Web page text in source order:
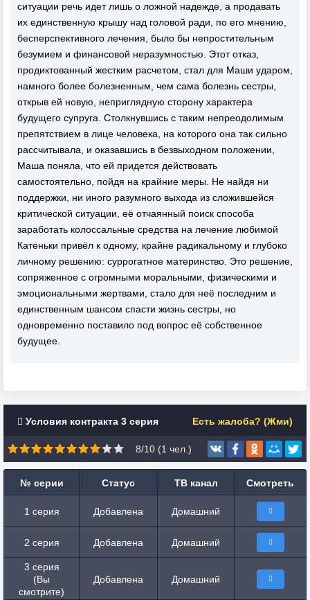
ситуации речь идет лишь о ложной надежде, а продавать
их единственную крышу над головой ради, по его мнению,
бесперспективного лечения, было бы непростительным
безумием и финансовой неразумностью. Этот отказ,
продиктованный жестким расчетом, стал для Маши ударом,
намного более болезненным, чем сама болезнь сестры,
открыв ей новую, неприглядную сторону характера
будущего супруга. Столкнувшись с таким непреодолимым
препятствием в лице человека, на которого она так сильно
рассчитывала, и оказавшись в безвыходном положении,
Маша поняла, что ей придется действовать
самостоятельно, пойдя на крайние меры. Не найдя ни
поддержки, ни иного разумного выхода из сложившейся
критической ситуации, её отчаянный поиск способа
заработать колоссальные средства на лечение любимой
Катеньки привёл к одному, крайне радикальному и глубоко
личному решению: суррогатное материнство. Это решение,
сопряженное с огромными моральными, физическими и
эмоциональными жертвами, стало для неё последним и
единственным шансом спасти жизнь сестры, но
одновременно поставило под вопрос её собственное
будущее.
Условия контракта 3 серия Есть жалоба? (Жми)
8/10 (1 чел.)
№ серии Статус ТВ канал Смотреть
1 серия Добавлена Домашний
2 серия Добавлена Домашний
3 серия
(Вы
смотрите)
Добавлена Домашний